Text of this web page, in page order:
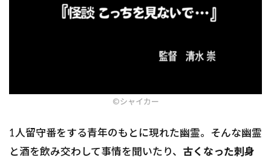
©︎シャイカー
1人留守番をする青年のもとに現れた幽霊。そんな幽霊
と酒を飲み交わして事情を聞いたり、 古くなった刺身